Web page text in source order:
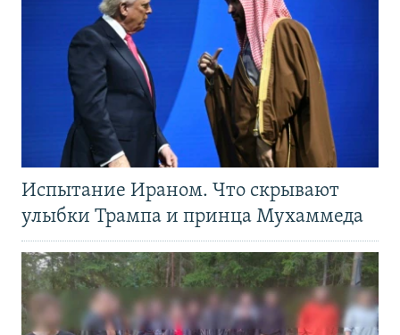
Испытание Ираном. Что скрывают
улыбки Трампа и принца Мухаммеда